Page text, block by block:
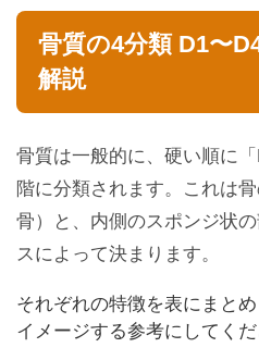
骨質の4分類 D1〜
解説
骨質は一般的に、硬い順に
階に分類されます。これは
骨）と、内側のスポンジ状
スによって決まります。
それぞれの特徴を表にまと
イメージする参考にしてくだ